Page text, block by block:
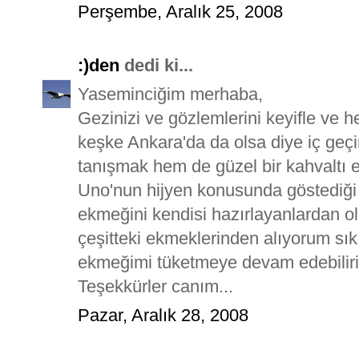
Perşembe, Aralık 25, 2008
:)den dedi ki...
Yaseminciğim merhaba,
Gezinizi ve gözlemlerini keyifle ve
keşke Ankara'da da olsa diye iç
tanışmak hem de güzel bir
Uno'nun hijyen konusunda
ekmeğini kendisi hazırlayanlardan
çeşitteki ekmeklerinden alıyorum
ekmeğimi tüketmeye devam
Teşekkürler canım...
Pazar, Aralık 28, 2008